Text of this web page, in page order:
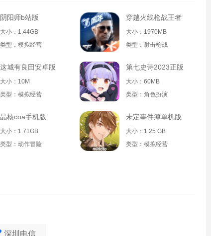
阴阳师b站版
大小：1.44GB
类型：模拟经营
穿越火线枪战王者
大小：1970MB
类型：射击枪战
这城有良田安卓版
大小：10M
类型：模拟经营
第七史诗2023正版
大小：60MB
类型：角色扮演
晶核coa手机版
大小：1.71GB
类型：动作冒险
未定事件簿单机版
大小：1.25 GB
类型：模拟经营
深圳电信